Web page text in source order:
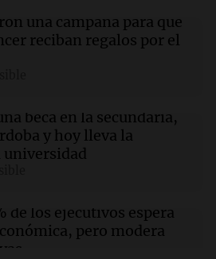
repuntan a pesar de la
masivas por parte de
espera una mejora
modera sus expectativas
la secundaria, se mudó a
la bandera de la
una campaña para que
reciban regalos por el
beca en la secundaria,
y hoy lleva la
universidad
de los ejecutivos espera
pero modera